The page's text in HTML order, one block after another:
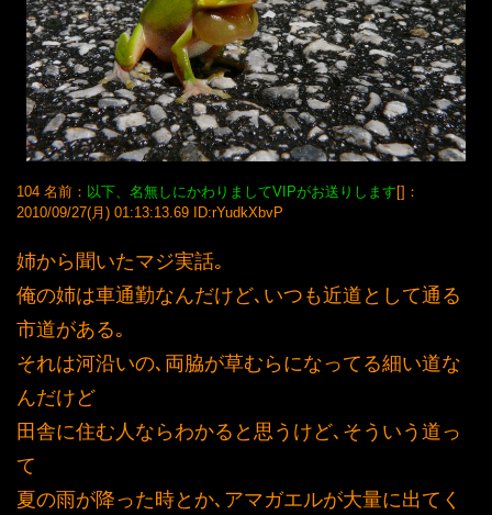
104 名前： 以下、名無しにかわりましてVIPがお送りします []：
2010/09/27(月) 01:13:13.69 ID:rYudkXbvP
姉から聞いたマジ実話｡
俺の姉は車通勤なんだけど､いつも近道として通る
市道がある｡
それは河沿いの､両脇が草むらになってる細い道な
んだけど
田舎に住む人ならわかると思うけど､そういう道っ
て
夏の雨が降った時とか､アマガエルが大量に出てく